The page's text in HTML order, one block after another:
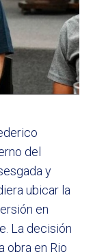
del
y
ubicar la
en
La decisión
obra en Rio